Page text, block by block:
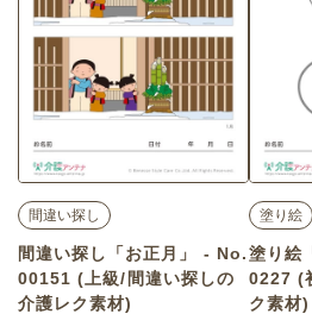
間違い探し
間違い探し「お正月」 - No.
00151 (上級/間違い探しの
介護レク素材)
塗り絵
塗り絵
0227 (
ク素材)